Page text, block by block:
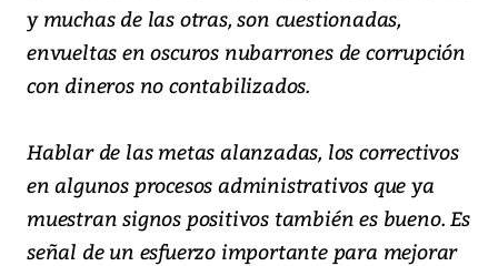
y muchas de las otras, son cuestionadas,
envueltas en oscuros nubarrones de corrupción
con dineros no contabilizados.
Hablar de las metas alanzadas, los correctivos
en algunos procesos administrativos que ya
muestran signos positivos también es bueno. Es
señal de un esfuerzo importante para mejorar